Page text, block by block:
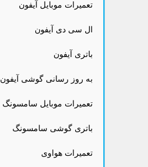
تعمیرات موبایل آیفون
ال سی دی آیفون
باتری آیفون
به روز رسانی گوشی آیفون
تعمیرات موبایل سامسونگ
باتری گوشی سامسونگ
تعمیرات هواوی